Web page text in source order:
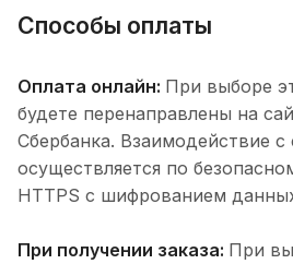
Способы оплаты
Оплата онлайн: При выборе
будете перенаправлены на
Сбербанка. Взаимодействие с
осуществляется по
HTTPS с шифрованием
При получении заказа: При